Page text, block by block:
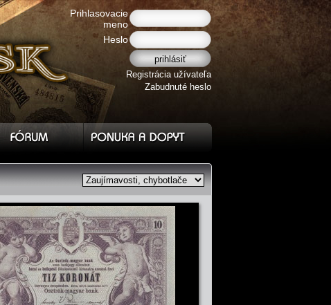
Prihlasovacie
meno
Heslo
Registrácia užívateľa
Zabudnuté heslo